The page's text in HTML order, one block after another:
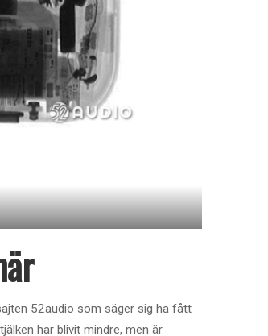
52audio som säger sig ha fått
har blivit mindre, men är